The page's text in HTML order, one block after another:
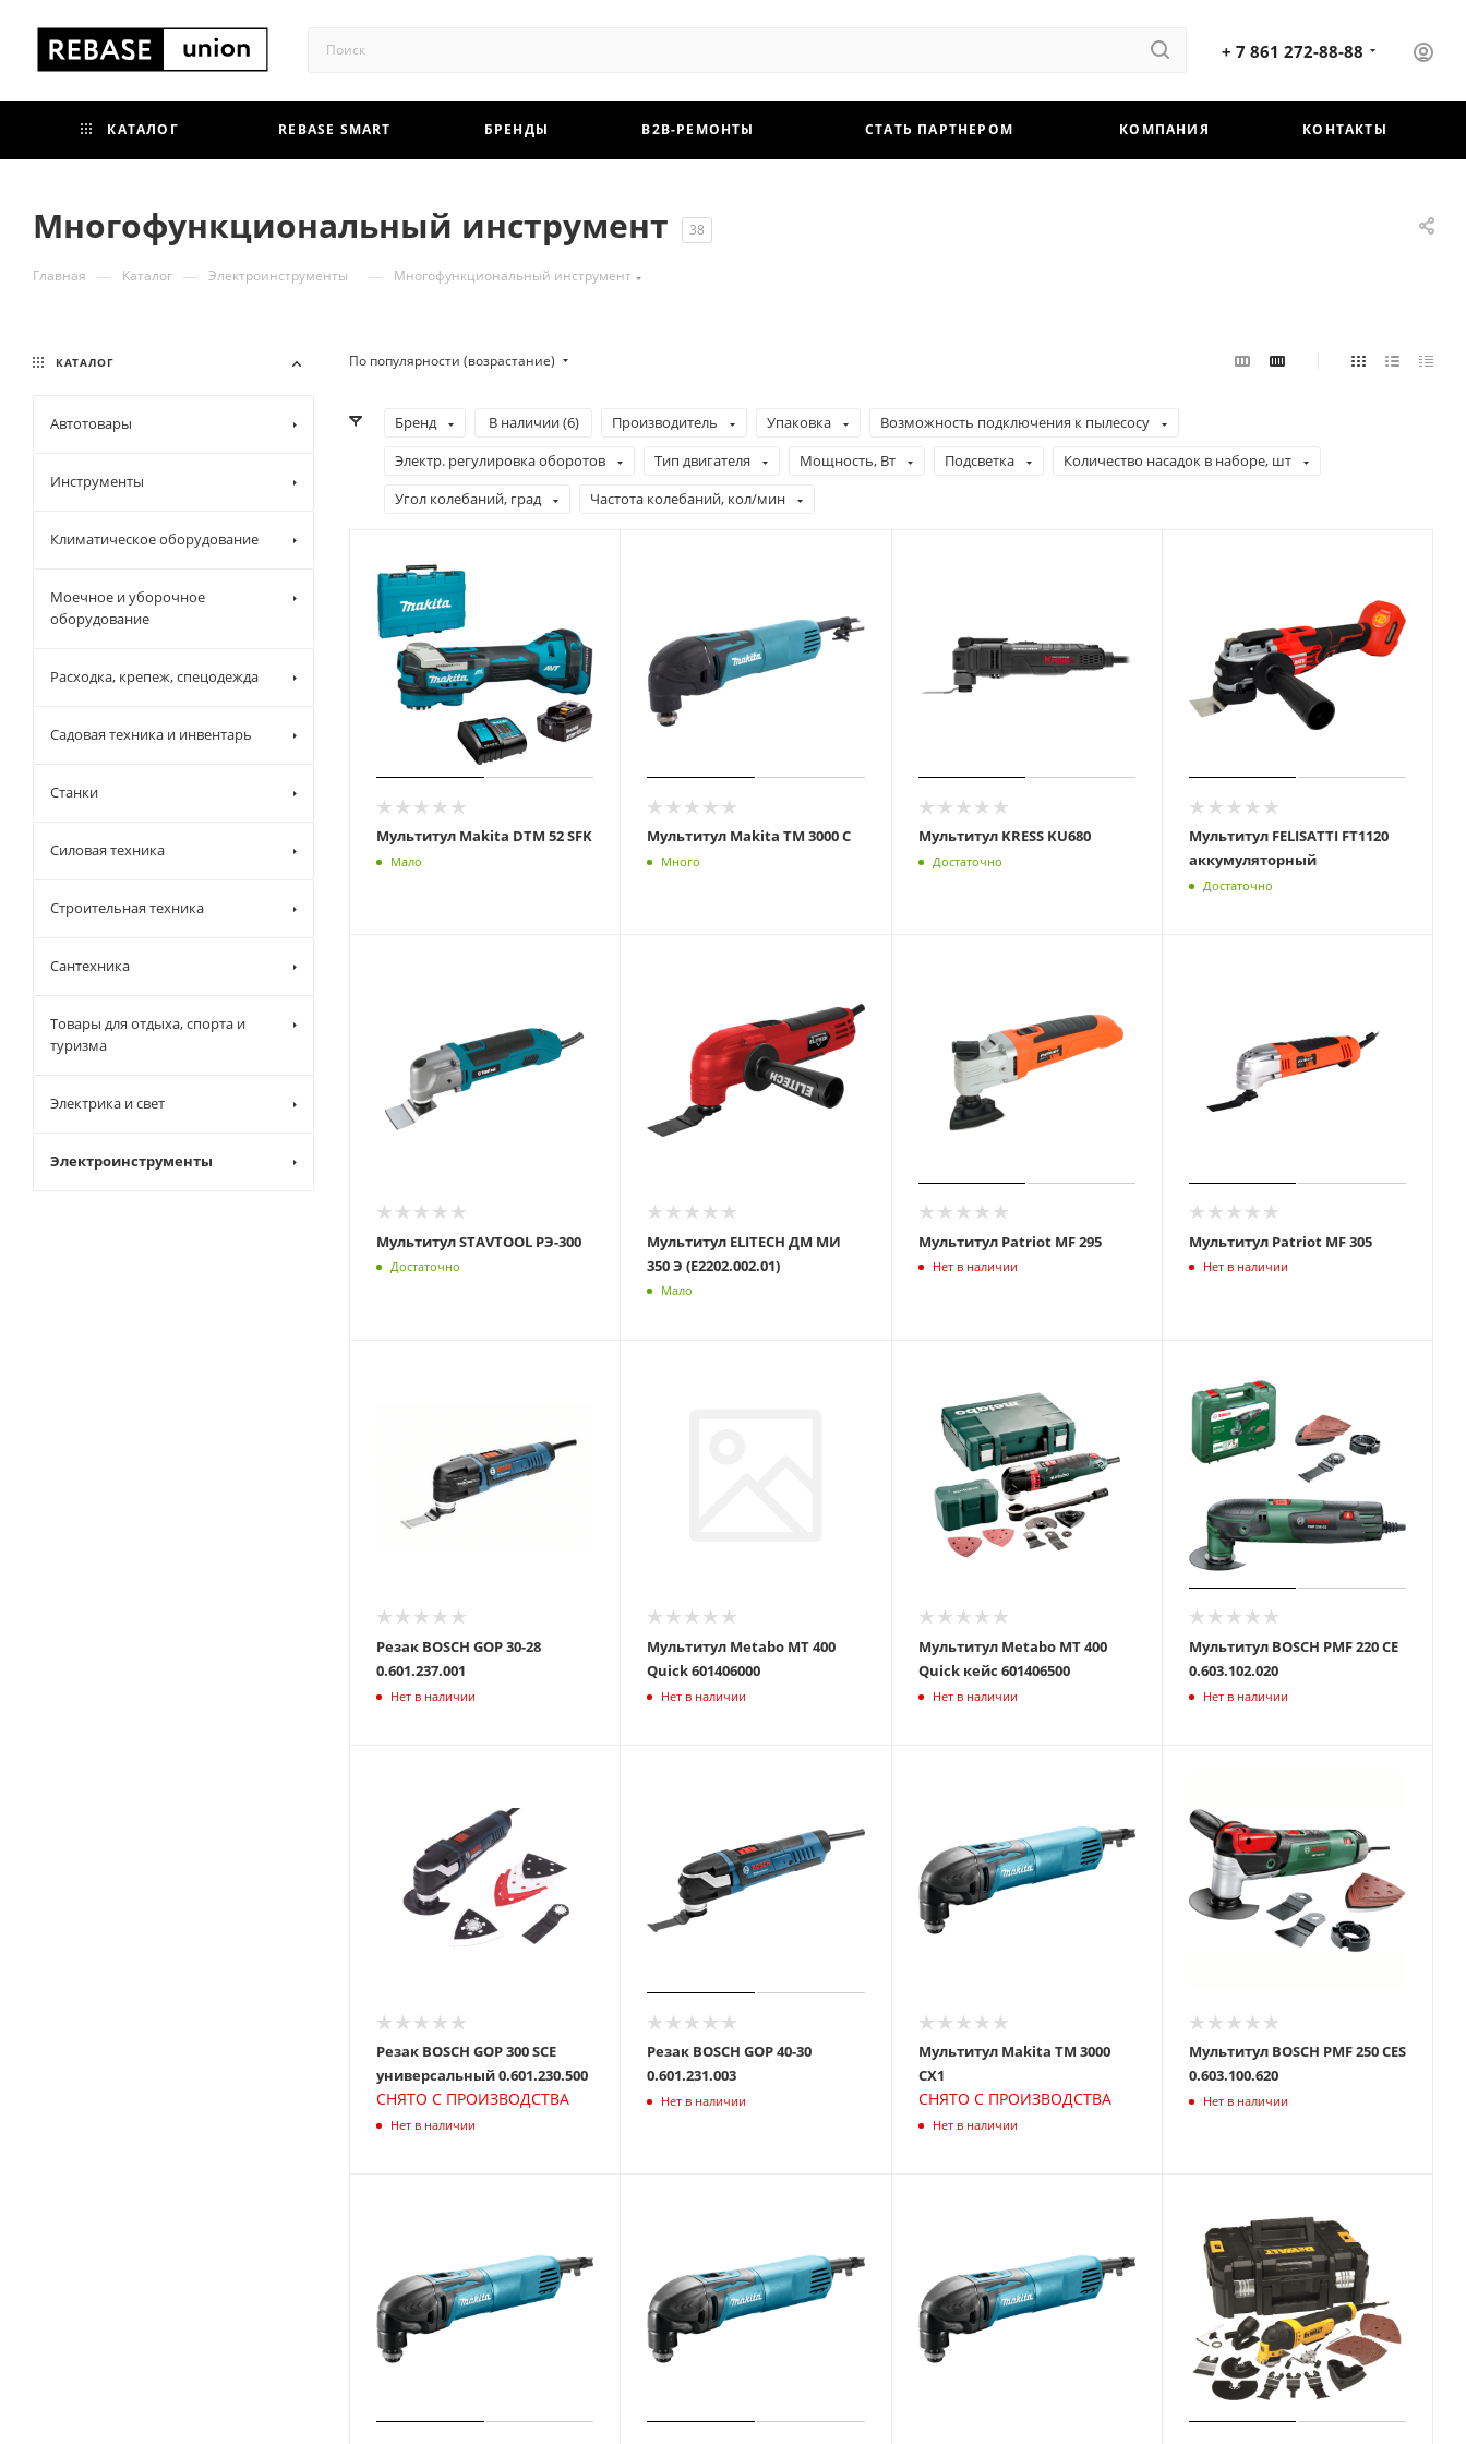
+ 7 861 272-88-88
КАТАЛОГ REBASE SMART БРЕНДЫ B2B-РЕМОНТЫ СТАТЬ ПАРТНЕРОМ КОМПАНИЯ КОНТАКТЫ
Многофункциональный инструмент 38
Главная — Каталог — Электроинструменты — Многофункциональный инструмент
По популярности (возрастание)
Бренд В наличии (6) Производитель Упаковка
Возможность подключения к пылесосу
Электр. регулировка оборотов
Тип двигателя Мощность, Вт Подсветка
Количество насадок в наборе, шт
Угол колебаний, град
Частота колебаний, кол/мин
Мультитул Makita DTM 52 SFK
Мало
Мультитул Makita TM 3000 C
Много
Мультитул KRESS KU680
Достаточно
Мультитул FELISATTI FT1120
аккумуляторный
Достаточно
Мультитул STAVTOOL РЭ-300
Достаточно
Мультитул ELITECH ДМ МИ
350 Э (E2202.002.01)
Мало
Мультитул Patriot MF 295
Нет в наличии
Мультитул Patriot MF 305
Нет в наличии
Резак BOSCH GOP 30-28
0.601.237.001
Нет в наличии
Мультитул Metabo MT 400
Quick 601406000
Нет в наличии
Мультитул Metabo MT 400
Quick кейс 601406500
Нет в наличии
Мультитул BOSCH PMF 220 CE
0.603.102.020
Нет в наличии
Резак BOSCH GOP 300 SCE
универсальный 0.601.230.500
СНЯТО С ПРОИЗВОДСТВА
Нет в наличии
Резак BOSCH GOP 40-30
0.601.231.003
Нет в наличии
Мультитул Makita TM 3000
CX1
СНЯТО С ПРОИЗВОДСТВА
Нет в наличии
Мультитул BOSCH PMF 250 CES
0.603.100.620
Нет в наличии
КАТАЛОГ
Автотовары
Инструменты
Климатическое оборудование
Моечное и уборочное
оборудование
Расходка, крепеж, спецодежда
Садовая техника и инвентарь
Станки
Силовая техника
Строительная техника
Сантехника
Товары для отдыха, спорта и
туризма
Электрика и свет
Электроинструменты